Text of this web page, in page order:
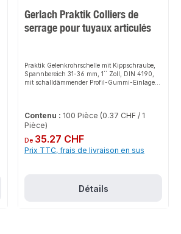
Gerlach Praktik Colliers de
serrage pour tuyaux articulés
Praktik Gelenkrohrschelle mit Kippschraube,
Spannbereich 31-36 mm, 1´´ Zoll, DIN 4190,
mit schalldämmender Profil-Gummi-Einlage,
Contenu : 100 Pièce (0.37 CHF / 1
Pièce)
Prix régulier :
De 35.27 CHF
Prix TTC, frais de livraison en sus
Détails